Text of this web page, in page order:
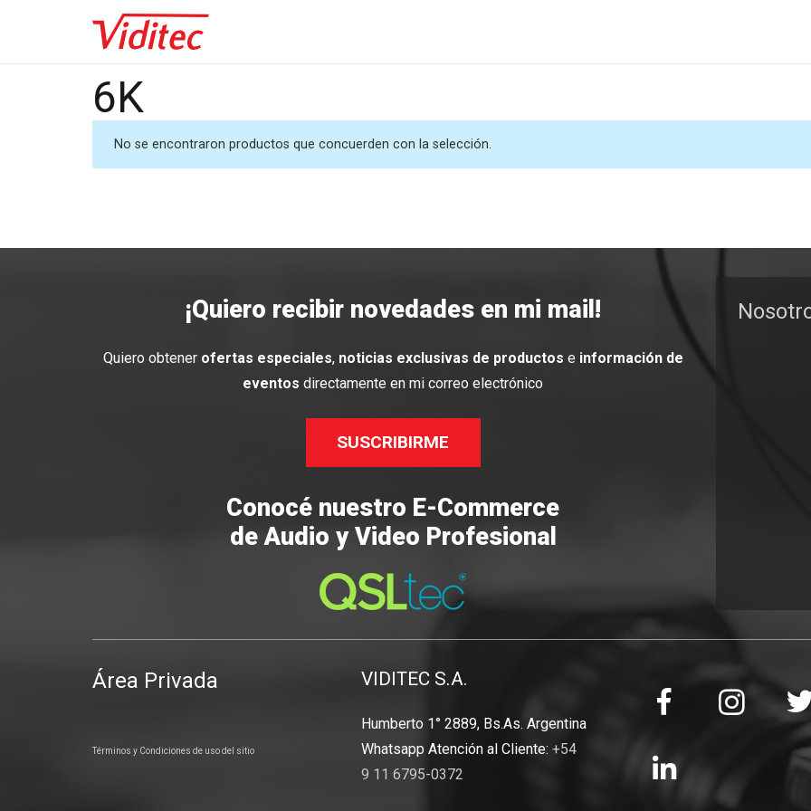
6K
No se encontraron productos que concuerden con la selección.
¡Quiero recibir novedades en mi mail!
Quiero obtener ofertas especiales, noticias exclusivas de productos e información de
eventos directamente en mi correo electrónico
SUSCRIBIRME
Conocé nuestro E-Commerce
de Audio y Video Profesional
Área Privada
Términos y Condiciones de uso del sitio
VIDITEC S.A.
Humberto 1° 2889, Bs.As. Argentina
Whatsapp Atención al Cliente: +54
9 11 6795-0372